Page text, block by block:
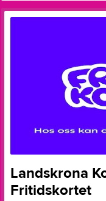
Landskrona
Fritidskortet